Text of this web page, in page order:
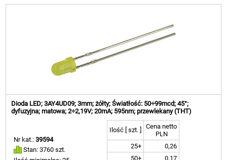
Dioda LED; 3AY4UD09; 3mm; żółty; Światłość: 50÷99mcd; 45°;
dyfuzyjna; matowa; 2÷2,19V; 20mA; 595nm; przewlekany (THT)
Nr kat.:39594
Stan: 3760 szt.
Ilość [ szt. ]
Cena netto
PLN
25+
0,26
50+
0,17